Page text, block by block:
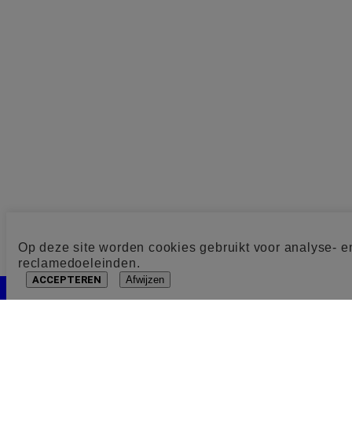
Op deze site worden cookies gebruikt voor analyse-
reclamedoeleinden.
ACCEPTEREN Afwijzen
Cookie toestemming